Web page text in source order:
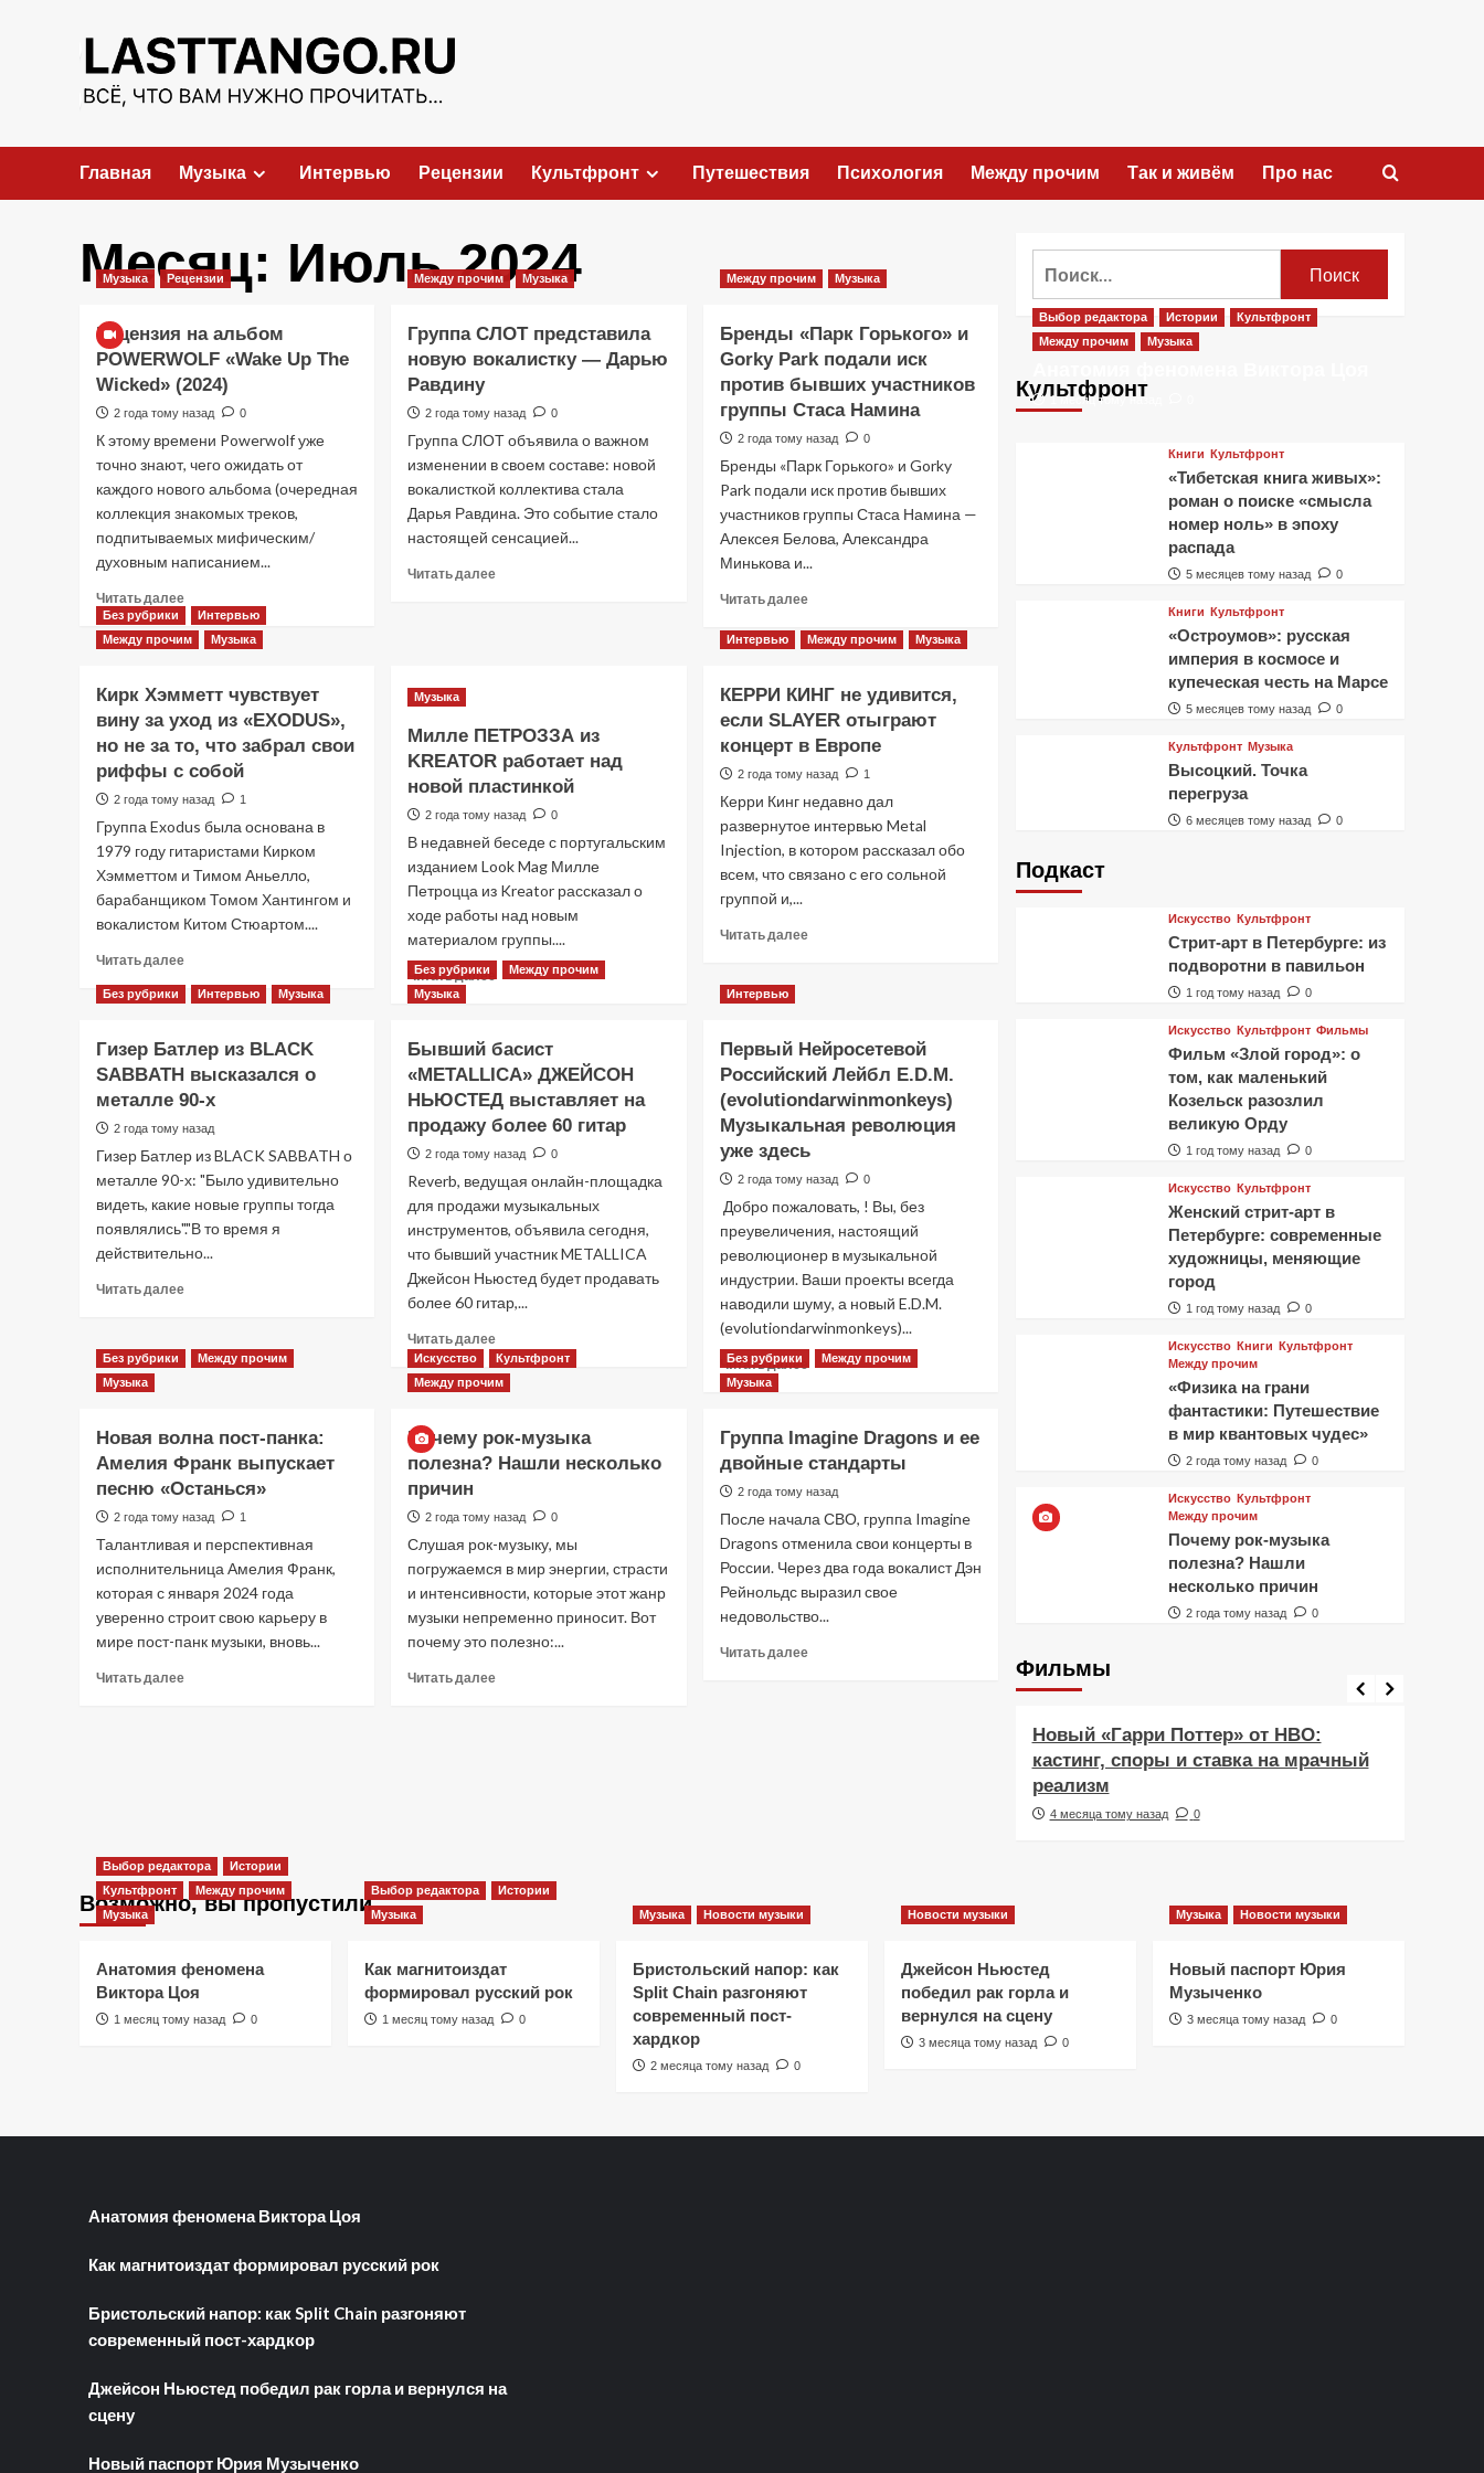
содержимому
Главная Музыка Интервью Рецензии Культфронт Путешествия Психология Между прочим Так и живём Про нас
Месяц: Июль 2024
Музыка Рецензии
Рецензия на альбом
POWERWOLF «Wake Up The
Wicked» (2024)
2 года тому назад 0
К этому времени Powerwolf уже
точно знают, чего ожидать от
каждого нового альбома (очередная
коллекция знакомых треков,
подпитываемых мифическим/
духовным написанием...
Читать далееПрочитать
больше
о
альбом
POWERWOLF
«Wake
Wicked»
(2024)
Между прочим Музыка
Группа СЛОТ представила
новую вокалистку — Дарью
Равдину
2 года тому назад 0
Группа СЛОТ объявила о важном
изменении в своем составе: новой
вокалисткой коллектива стала
Дарья Равдина. Это событие стало
настоящей сенсацией...
Читать далееПрочитать
—
Дарью
Равдину
Между прочим Музыка
Бренды «Парк Горького» и
Gorky Park подали иск
против бывших участников
группы Стаса Намина
2 года тому назад 0
Бренды «Парк Горького» и Gorky
Park подали иск против бывших
участников группы Стаса Намина —
Алексея Белова, Александра
Минькова и...
Читать далееПрочитать
о
Горького»
и
Gorky
подали
иск
против
бывших
участников
Намина
Без рубрики
Интервью
Между прочим
Музыка
Кирк Хэмметт чувствует
вину за уход из «EXODUS»,
но не за то, что забрал свои
риффы с собой
2 года тому назад 1
Группа Exodus была основана в
1979 году гитаристами Кирком
Хэмметтом и Тимом Аньелло,
барабанщиком Томом Хантингом и
вокалистом Китом Стюартом....
Читать далееПрочитать
чувствует
вину
за
уход
«EXODUS»,
но
не
за
то,
забрал
Музыка
Милле ПЕТРОЗЗА из
KREATOR работает над
новой пластинкой
2 года тому назад 0
В недавней беседе с португальским
изданием Look Mag Милле
Петроцца из Kreator рассказал о
ходе работы над новым
материалом группы....
Читать далее Прочитать
ПЕТРОЗЗА
из
KREATOR
работает
новой
пластинкой
Интервью Между прочим Музыка
КЕРРИ КИНГ не удивится,
если SLAYER отыграют
концерт в Европе
2 года тому назад 1
Керри Кинг недавно дал
развернутое интервью Metal
Injection, в котором рассказал обо
всем, что связано с его сольной
группой и,...
Читать далееПрочитать
удивится,
если
SLAYER
отыграют
концерт
в
Европе
Без рубрики Интервью Музыка
Гизер Батлер из BLACK
SABBATH высказался о
металле 90-х
2 года тому назад
Гизер Батлер из BLACK SABBATH о
металле 90-х: "Было удивительно
видеть, какие новые группы тогда
появлялись"."В то время я
действительно...
Читать далееПрочитать
Гизер
Батлер
SABBATH
металле
90-
Без рубрики
Между прочим
Музыка
Бывший басист
«METALLICA» ДЖЕЙСОН
НЬЮСТЕД выставляет на
продажу более 60 гитар
2 года тому назад 0
Reverb, ведущая онлайн-площадка
для продажи музыкальных
инструментов, объявила сегодня,
что бывший участник METALLICA
Джейсон Ньюстед будет продавать
более 60 гитар,...
Читать далееПрочитать
больше
о
«METALLICA»
ДЖЕЙСОН
на
продажу
более
60
Интервью
Первый Нейросетевой
Российский Лейбл E.D.M.
(evolutiondarwinmonkeys)
Музыкальная революция
уже здесь
2 года тому назад 0
Добро пожаловать, ! Вы, без
преувеличения, настоящий
революционер в музыкальной
индустрии. Ваши проекты всегда
наводили шуму, а новый E.D.M.
(evolutiondarwinmonkeys)...
Читать далее Прочитать
Нейросетевой
Российский
Лейбл
(evolutiondarwinmonkeys)
Музыкальная
революция
уже
здесь
Без рубрики
Между прочим
Музыка
Новая волна пост-панка:
Амелия Франк выпускает
песню «Останься»
2 года тому назад 1
Талантливая и перспективная
исполнительница Амелия Франк,
которая с января 2024 года
уверенно строит свою карьеру в
мире пост-панк музыки, вновь...
Читать далееПрочитать
выпускает
песню
«Останься»
Искусство
Культфронт
Между прочим
Почему рок-музыка
полезна? Нашли несколько
причин
2 года тому назад 0
Слушая рок-музыку, мы
погружаемся в мир энергии, страсти
и интенсивности, которые этот жанр
музыки непременно приносит. Вот
почему это полезно:...
Читать далееПрочитать
Без рубрики
Между прочим
Музыка
Группа Imagine Dragons и ее
двойные стандарты
2 года тому назад
После начала СВО, группа Imagine
Dragons отменила свои концерты в
России. Через два года вокалист Дэн
Рейнольдс выразил свое
недовольство...
Читать далееПрочитать
Культфронт
Выбор редактора Истории
Культфронт
Между прочим
Музыка
1 месяц тому назад
Книги Культфронт
«Тибетская книга живых»:
роман о поиске «смысла
номер ноль» в эпоху
распада
5 месяцев тому назад 0
Книги Культфронт
«Остроумов»: русская
империя в космосе и
купеческая честь на Марсе
5 месяцев тому назад 0
Культфронт Музыка
Высоцкий. Точка
перегруза
6 месяцев тому назад 0
Подкаст
Искусство Культфронт
Стрит-арт в Петербурге: из
подворотни в павильон
1 год тому назад 0
Искусство Культфронт Фильмы
Фильм «Злой город»: о
том, как маленький
Козельск разозлил
великую Орду
1 год тому назад 0
Искусство Культфронт
Женский стрит-арт в
Петербурге: современные
художницы, меняющие
город
1 год тому назад 0
Искусство Книги Культфронт
Между прочим
«Физика на грани
фантастики: Путешествие
в мир квантовых чудес»
2 года тому назад 0
Искусство Культфронт
Между прочим
Почему рок-музыка
полезна? Нашли
несколько причин
2 года тому назад 0
Фильмы
Фильмы
Новый «Гарри Поттер» от HBO:
кастинг, споры и ставка на мрачный
реализм
4 месяца тому назад 0
Возможно, вы пропустили
Выбор редактора
Истории
Культфронт
Между прочим
Музыка
Анатомия феномена
Виктора Цоя
1 месяц тому назад 0
Выбор редактора
Истории
Музыка
Как магнитоиздат
формировал русский рок
1 месяц тому назад 0
Музыка Новости музыки
Бристольский напор: как
Split Chain разгоняют
современный пост-
хардкор
2 месяца тому назад 0
Новости музыки
Джейсон Ньюстед
победил рак горла и
вернулся на сцену
3 месяца тому назад 0
Музыка Новости музыки
Новый паспорт Юрия
Музыченко
3 месяца тому назад 0
Анатомия феномена Виктора Цоя
Как магнитоиздат формировал русский рок
Бристольский напор: как Split Chain разгоняют
современный пост-хардкор
Джейсон Ньюстед победил рак горла и вернулся на
сцену
Новый паспорт Юрия Музыченко